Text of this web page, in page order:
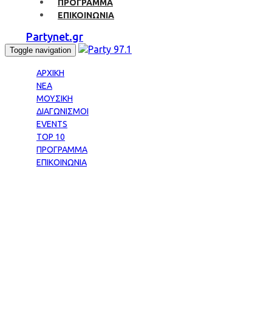
ΠΡΟΓΡΑΜΜΑ
ΕΠΙΚΟΙΝΩΝΙΑ
Partynet.gr
Toggle navigation
ΑΡΧΙΚΗ
ΝΕΑ
ΜΟΥΣΙΚΗ
ΔΙΑΓΩΝΙΣΜΟΙ
EVENTS
TOP 10
ΠΡΟΓΡΑΜΜΑ
ΕΠΙΚΟΙΝΩΝΙΑ